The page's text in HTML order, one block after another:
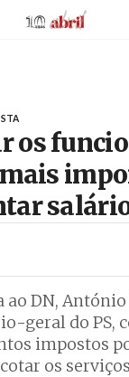
AbrilAbril
os
DN, António
geral do PS,
impostos
os